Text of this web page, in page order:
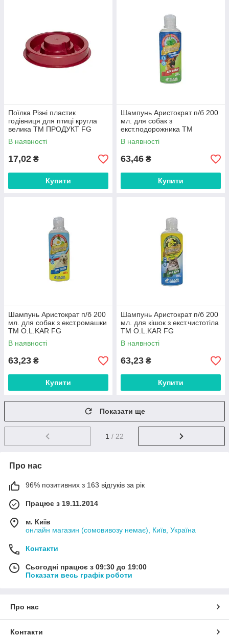
Поїлка Різні пластик
годівниця для птиці кругла
велика ТМ ПРОДУКТ FG
В наявності
17,02 ₴
Купити
Шампунь Аристократ п/б 200
мл. для собак з
екст.подорожника ТМ
O.L.KAR FG
В наявності
63,46 ₴
Купити
Шампунь Аристократ п/б 200
мл. для собак з екст.ромашки
ТМ O.L.KAR FG
В наявності
63,23 ₴
Купити
Шампунь Аристократ п/б 200
мл. для кішок з екст.чистотіла
ТМ O.L.KAR FG
В наявності
63,23 ₴
Купити
Показати ще
1 / 22
Про нас
96% позитивних з 163 відгуків за рік
Працює з 19.11.2014
м. Київ
онлайн магазин (сомовивозу немає), Київ, Україна
Контакти
Сьогодні працює з 09:30 до 19:00
Показати весь графік роботи
Про нас
Контакти